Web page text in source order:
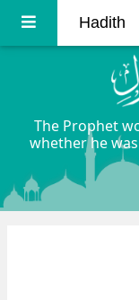
Hadith
The Prophet
whether he